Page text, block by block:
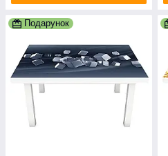
Подарунок